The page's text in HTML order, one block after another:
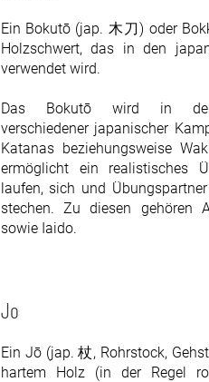
Ein Bokutō (jap. 木刀) oder
Holzschwert, das in den
verwendet wird.
Das Bokutō wird in den
verschiedener japanischer
Katanas beziehungsweise
ermöglicht ein realistisches
laufen, sich und
stechen. Zu diesen gehören
sowie Iaido.
Jo
Ein Jō (jap. 杖, Rohrstock,
hartem Holz (in der Regel